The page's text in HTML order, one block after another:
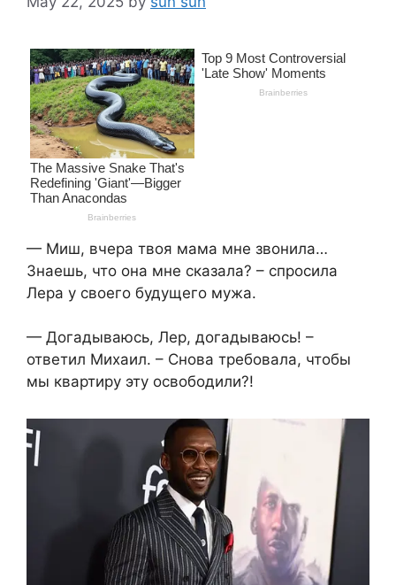
— Миш, вчера твоя мама мне звонила…
Знаешь, что она мне сказала? – спросила
Лера у своего будущего мужа.
— Догадываюсь, Лер, догадываюсь! –
ответил Михаил. – Снова требовала, чтобы
мы квартиру эту освободили?!